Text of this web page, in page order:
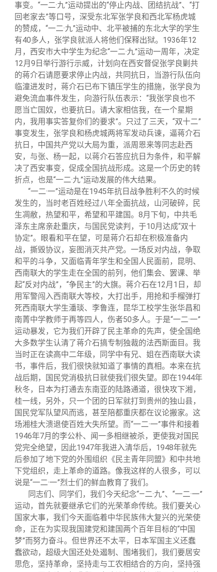
事变。“一二·九”运动提出的“停止内战、团结抗战”、“打
回老家去”等口号，深受东北军张学良和西北军杨虎城
的赞成，“一二·九”运动中、北平被捕的东北大学的学生
有40多人，张学良就派人将他们保释出狱。1936年12
月，西安市大中学生为纪念“一二·九”运动一周年，决定
12月9日举行游行示威，计划向在西安督促张学良剿共
的蒋介石请愿要求停止内战，共同抗日，当游行队伍向
临潼进发时，蒋介石已布下镇压学生的措施，张学良为
避免流血事件发生，向游行队伍表示：“我张学良也不
愿当亡国奴，也要抗日。请大家相信我，在一个星期
内，我用事实答复你们的要求”。只过了三天，“双十二”
事变发生，张学良和杨虎城两将军发动兵谏，逼蒋介石
抗日，中国共产党以大局为重，派周恩来等同志赴西
安，与张、杨一起，以蒋介石答应抗日为条件，和平解
决了西安事变，促成全国抗战形成。这是一个历史的转
折点，也是“一二·九”运动发展的伟大结果。
“一二·一”运动是在1945年抗日战争胜利不久的时候
发生的，当时老百姓经过八年全面抗战，山河破碎，民
生凋敝，热望和平，希望和平建国。8月下旬，中共毛
泽东主席亲赴重庆，与国民党读判，于10月达成“双十
协定”。眼看和平在望，可是蒋介石却在积极准备内
战，撕毁协议，妄图消灭共产党。一场反对内战，争取
和平的斗争，又面临青年学生和全国人民面前，昆明、
西南联大的学生走在全国的前列，他们集会、罢课、举
起“反对内战”，“争民主”的大旗。蒋介石在12月1日，却
用军警闯入西南联大等校，大打出手，用抢和手榴弹打
死西南联大学生潘琰、李鲁连，昆华工校学生张华昌和
南菁中学教师于再等四人，伤者50多人。于是“一二·一”
运动暴发，它为我们开辟了民主革命的先声，使全国绝
大多数学生认清了蒋介石搞专制独裁的法西斯面目。我
当时正在读高中二年级，同学中有兄、姐在西南联大读
书，事件后，我们很快就知道了事情的真相。本来在抗
战后期，国民党消极抗日就使我们很失望。即在1944年
秋冬，日本为打通去东南亚的陆路通道，很快攻下湘，
桂一线，另外，只一个团的日军就打到贵州的独山县，
国民党军队望风而逃，甚至陪都重庆都在议论搬家。这
场湘桂大溃退使百姓大失所望。而“一二·一”事件和接着
1946年7月的李公朴、闻一多相继被杀，更使我对国民
党完全绝望，因此1947年我进入清华后，1948年就先
后参加了地下党的外围组织《民主青年同盟》和中共地
下党组织，走上革命的道路。像我这样的人很多，可以
说是“一二·一”烈士们的鲜血教育了我们。
同志们、同学们，我们今天纪念“—二·九”、“一二·一”
运动，首先就要继承它们的光荣革命传统。我们要关心
国家大事，我们今天面临着中华民族伟大复兴的光荣使
命，正在为实现我国建党和建国两个百年目标的“中国
梦”而努力奋斗。但世界还不太平，日本军国主义还蠢
蠢欲动，超级大国还处处遏制、围堵我们，我们要居安
思危，坚持革命，坚持走与工农相结合的方向，坚持强